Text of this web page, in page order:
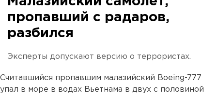
пропавший с радаров,
разбился
Эксперты допускают версию о террористах.
Считавшийся пропавшим малазийский Boeing-777
упал в море в водах Вьетнама в двух с половиной